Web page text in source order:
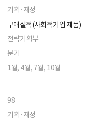
기획·재정
구매실적(사회적기업 제품)
전략기획부
분기
1월, 4월, 7월, 10월
98
기획·재정